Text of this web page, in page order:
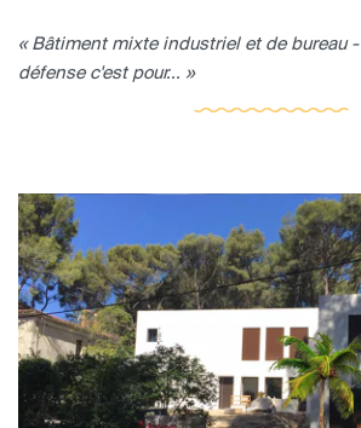
« Bâtiment mixte industriel et de bureau
défense c'est pour... »